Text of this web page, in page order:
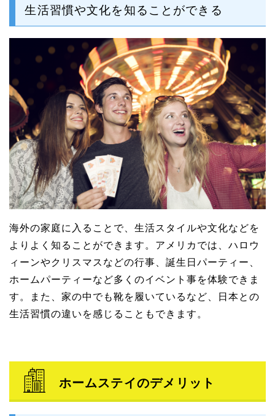
生活習慣や文化を知ることができる
海外の家庭に入ることで、生活スタイルや文化などを
よりよく知ることができます。アメリカでは、ハロウ
ィーンやクリスマスなどの行事、誕生日パーティー、
ホームパーティーなど多くのイベント事を体験できま
す。また、家の中でも靴を履いているなど、日本との
生活習慣の違いを感じることもできます。
ホームステイのデメリット